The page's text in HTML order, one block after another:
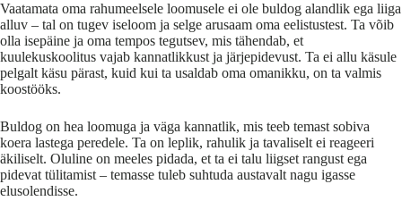
Vaatamata oma rahumeelsele loomusele ei ole buldog alandlik ega liiga
alluv – tal on tugev iseloom ja selge arusaam oma eelistustest. Ta võib
olla isepäine ja oma tempos tegutsev, mis tähendab, et
kuulekuskoolitus vajab kannatlikkust ja järjepidevust. Ta ei allu käsule
pelgalt käsu pärast, kuid kui ta usaldab oma omanikku, on ta valmis
koostööks.
Buldog on hea loomuga ja väga kannatlik, mis teeb temast sobiva
koera lastega peredele. Ta on leplik, rahulik ja tavaliselt ei reageeri
äkiliselt. Oluline on meeles pidada, et ta ei talu liigset rangust ega
pidevat tülitamist – temasse tuleb suhtuda austavalt nagu igasse
elusolendisse.